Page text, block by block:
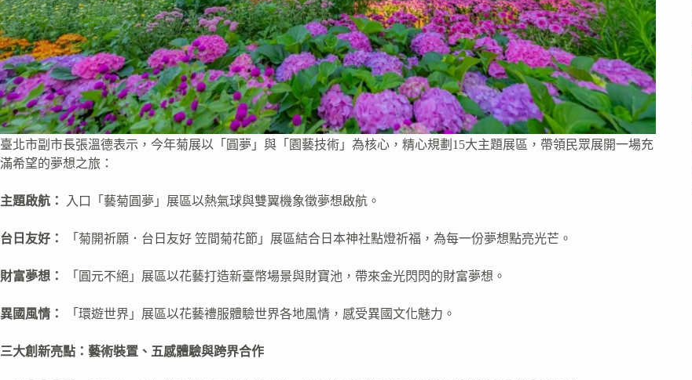
臺北市副市長張溫德表示，今年菊展以「圓夢」與「園藝技術」為核心，精心規劃15大主題展區，帶領民眾展開一場充
滿希望的夢想之旅：
主題啟航： 入口「藝菊圓夢」展區以熱氣球與雙翼機象徵夢想啟航。
台日友好： 「菊開祈願．台日友好 笠間菊花節」展區結合日本神社點燈祈福，為每一份夢想點亮光芒。
財富夢想： 「圓元不絕」展區以花藝打造新臺幣場景與財寶池，帶來金光閃閃的財富夢想。
異國風情： 「環遊世界」展區以花藝禮服體驗世界各地風情，感受異國文化魅力。
三大創新亮點：藝術裝置、五感體驗與跨界合作